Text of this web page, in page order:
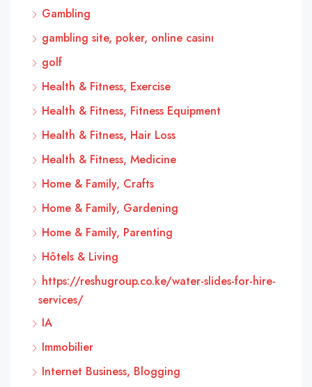
Gambling
gambling site, poker, online casinı
golf
Health & Fitness, Exercise
Health & Fitness, Fitness Equipment
Health & Fitness, Hair Loss
Health & Fitness, Medicine
Home & Family, Crafts
Home & Family, Gardening
Home & Family, Parenting
Hôtels & Living
https://reshugroup.co.ke/water-slides-for-hire-
services/
IA
Immobilier
Internet Business, Blogging